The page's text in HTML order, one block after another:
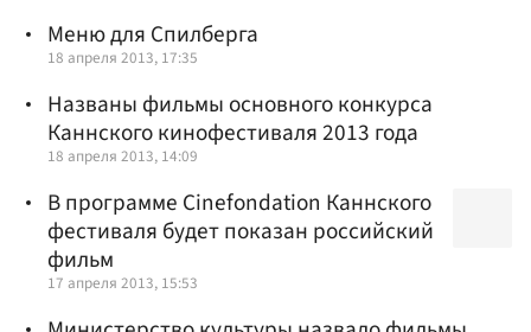
Меню для Спилберга
18 апреля 2013, 17:35
Названы фильмы основного конкурса
Каннского кинофестиваля 2013 года
18 апреля 2013, 14:09
В программе Cinefondation Каннского
фестиваля будет показан российский
фильм
17 апреля 2013, 15:53